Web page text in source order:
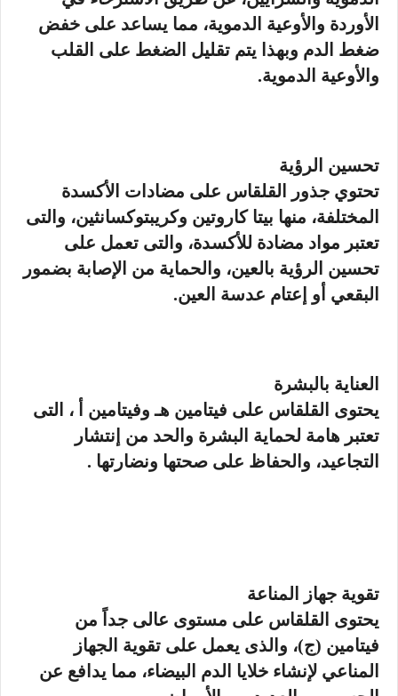
الأوردة والأوعية الدموية، مما يساعد على خفض
ضغط الدم وبهذا يتم تقليل الضغط على القلب
والأوعية الدموية.
تحسين الرؤية
تحتوي جذور القلقاس على مضادات الأكسدة
المختلفة، منها بيتا كاروتين وكريبتوكسانثين، والتى
تعتبر مواد مضادة للأكسدة، والتى تعمل على
تحسين الرؤية بالعين، والحماية من الإصابة بضمور
البقعي أو إعتام عدسة العين.
العناية بالبشرة
يحتوى القلقاس على فيتامين هـ وفيتامين أ ، التى
تعتبر هامة لحماية البشرة والحد من إنتشار
التجاعيد، والحفاظ على صحتها ونضارتها .
تقوية جهاز المناعة
يحتوى القلقاس على مستوى عالى جداً من
فيتامين (ج)، والذى يعمل على تقوية الجهاز
المناعي لإنشاء خلايا الدم البيضاء، مما يدافع عن